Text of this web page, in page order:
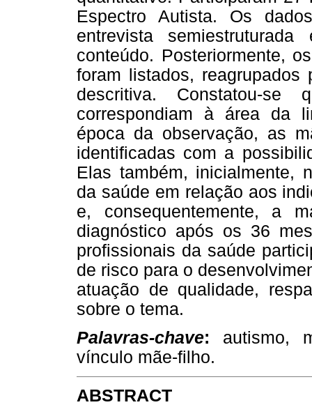
Espectro Autista. Os
entrevista
conteúdo. Posteriormente,
foram listados,
descritiva. Constatou-
correspondiam à área da
época da observação, as
identificadas com a
Elas também, inicialmente,
da saúde em relação aos
e, consequentemente, a
diagnóstico após os 36
profissionais da saúde
de risco para o
atuação de qualidade,
sobre o tema.
Palavras-chave: autismo,
vínculo mãe-filho.
ABSTRACT